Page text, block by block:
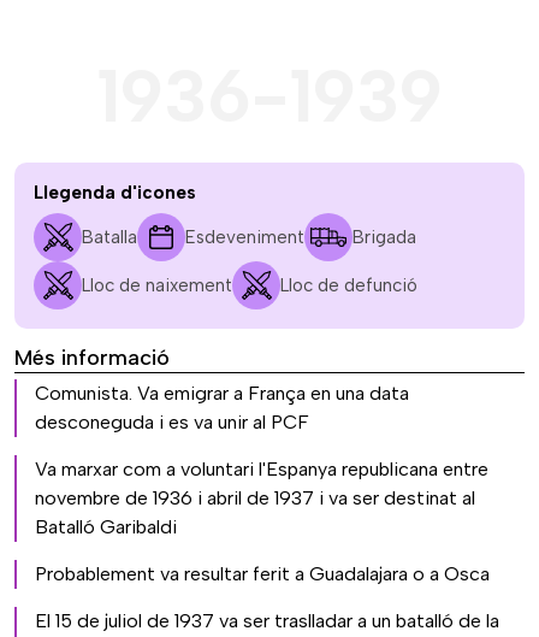
Llegenda d'icones
Batalla Esdeveniment Brigada
Lloc de naixement Lloc de defunció
Més informació
Comunista. Va emigrar a França en una data
desconeguda i es va unir al PCF
Va marxar com a voluntari l'Espanya republicana entre
novembre de 1936 i abril de 1937 i va ser destinat al
Batalló Garibaldi
Probablement va resultar ferit a Guadalajara o a Osca
El 15 de juliol de 1937 va ser traslladar a un batalló de la